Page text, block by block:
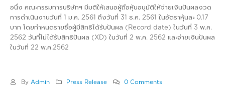
อนึ่ง คณะกรรมการบริษัทฯ มีมติให้เสนอผู้ถือหุ้นอนุมัติให้จ่ายเงินปันผลงวด
การดำเนินงานวันที่ 1 ม.ค. 2561 ถึงวันที่ 31 ธ.ค. 2561 ในอัตราหุ้นละ 0.17
บาท โดยกำหนดรายชื่อผู้มีสิทธิได้รับปันผล (Record date) ในวันที่ 3 พ.ค.
2562 วันที่ไม่ได้รับสิทธิปันผล (XD) ในวันที่ 2 พ.ค. 2562 และจ่ายเงินปันผล
ในวันที่ 22 พ.ค.2562
By Admin Press Release 0 Comments